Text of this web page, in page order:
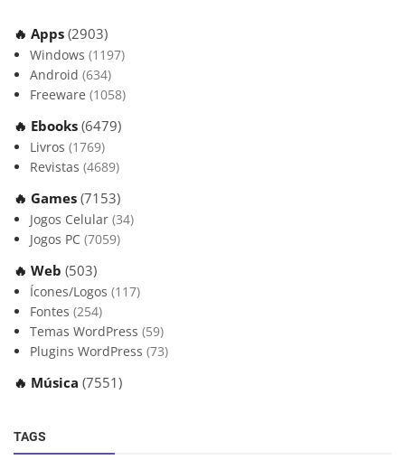
🔥 Apps (2903)
Windows (1197)
Android (634)
Freeware (1058)
🔥 Ebooks (6479)
Livros (1769)
Revistas (4689)
🔥 Games (7153)
Jogos Celular (34)
Jogos PC (7059)
🔥 Web (503)
Ícones/Logos (117)
Fontes (254)
Temas WordPress (59)
Plugins WordPress (73)
🔥 Música (7551)
TAGS